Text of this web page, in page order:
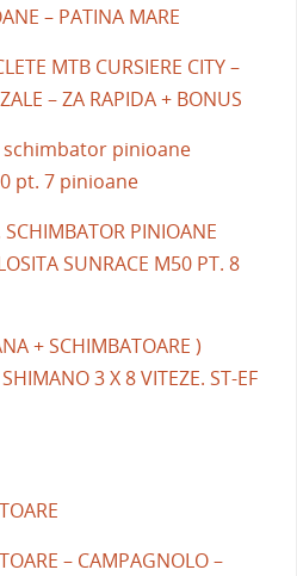
– PATINA MARE
MTB CURSIERE CITY –
– ZA RAPIDA + BONUS
pinioane
pt. 7 pinioane
PINIOANE
SUNRACE M50 PT. 8
+ SCHIMBATOARE )
3 X 8 VITEZE. ST-EF
– CAMPAGNOLO –